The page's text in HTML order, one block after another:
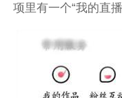
项里有一个“我的直